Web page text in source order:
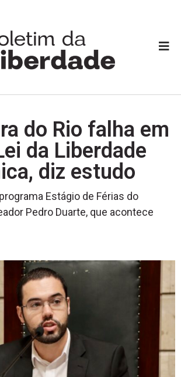
do Rio falha em
da Liberdade
diz estudo
Estágio de Férias do
Pedro Duarte, que acontece